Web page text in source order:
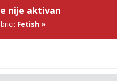
me kada se oslobodi
min
me kada se oslobodi
nije aktivan
Fetish »